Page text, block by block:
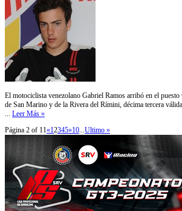
El motociclista venezolano Gabriel Ramos arribó en el
de San Marino y de la Rivera del Rímini, décima tercera
... Leer Más »
Página 2 of 11«12345»10...Ultimo »